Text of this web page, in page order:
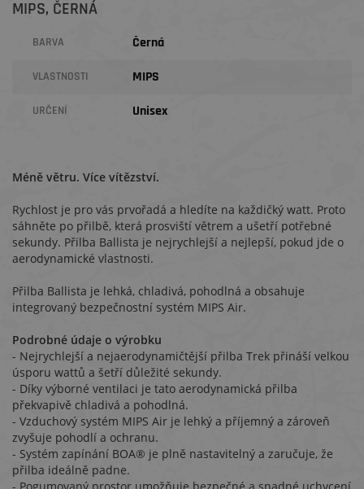
MIPS, ČERNÁ
BARVA Černá
VLASTNOSTI MIPS
URČENÍ Unisex
Méně větru. Více vítězství.
Rychlost je pro vás prvořadá a hledíte na každičký watt. Proto
sáhněte po přilbě, která prosviští větrem a ušetří potřebné
sekundy. Přilba Ballista je nejrychlejší a nejlepší, pokud jde o
aerodynamické vlastnosti.
Přilba Ballista je lehká, chladivá, pohodlná a obsahuje
integrovaný bezpečnostní systém MIPS Air.
Podrobné údaje o výrobku
- Nejrychlejší a nejaerodynamičtější přilba Trek přináší velkou
úsporu wattů a šetří důležité sekundy.
- Díky výborné ventilaci je tato aerodynamická přilba
překvapivě chladivá a pohodlná.
- Vzduchový systém MIPS Air je lehký a příjemný a zároveň
zvyšuje pohodlí a ochranu.
- Systém zapínání BOA® je plně nastavitelný a zaručuje, že
přilba ideálně padne.